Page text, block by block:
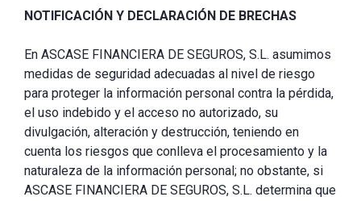
NOTIFICACIÓN Y DECLARACIÓN DE BRECHAS
En ASCASE FINANCIERA DE SEGUROS, S.L. asumimos
medidas de seguridad adecuadas al nivel de riesgo
para proteger la información personal contra la pérdida,
el uso indebido y el acceso no autorizado, su
divulgación, alteración y destrucción, teniendo en
cuenta los riesgos que conlleva el procesamiento y la
naturaleza de la información personal; no obstante, si
ASCASE FINANCIERA DE SEGUROS, S.L. determina que